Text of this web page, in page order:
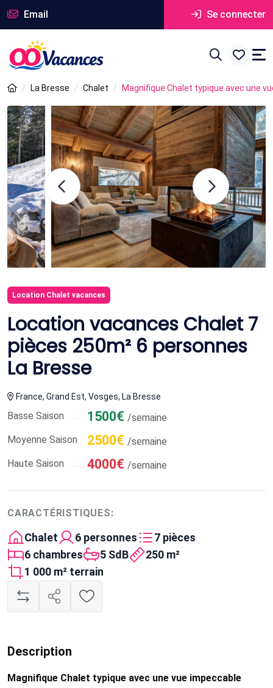
Email Se connecter
La Bresse Chalet Magnifique Chalet typique avec une
Location Chalet vacances
Location vacances Chalet 7
pièces 250m² 6 personnes
La Bresse
France, Grand Est, Vosges, La Bresse
Basse Saison 1500€ /semaine
Moyenne Saison
2500€ /semaine
Haute Saison
4000€ /semaine
CARACTÉRISTIQUES:
Chalet 6 personnes
7 pièces
6 chambres
5 SdB
250 m²
1 000 m² terrain
Description
Magnifique Chalet typique avec une vue impeccable